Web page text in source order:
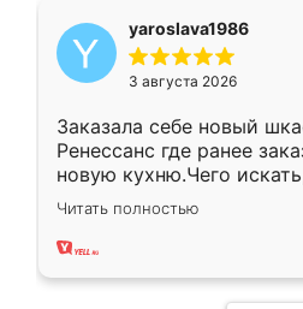
yaroslava1986
3 августа 2026
Заказала себе новый
Ренессанс где ранее
новую кухню.Чего
вполне довольна.
два года, нареканий нет.
Читать полностью